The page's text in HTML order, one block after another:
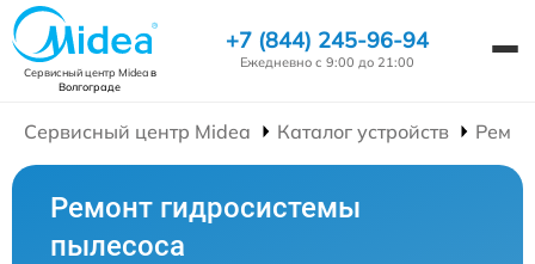
Сервисный центр Mideaв
Волгограде
+7 (844) 245-96-94
Ежедневно с 9:00 до 21:00
Сервисный центр Midea Каталог устройств
Ремонт гидросистемы
пылесоса